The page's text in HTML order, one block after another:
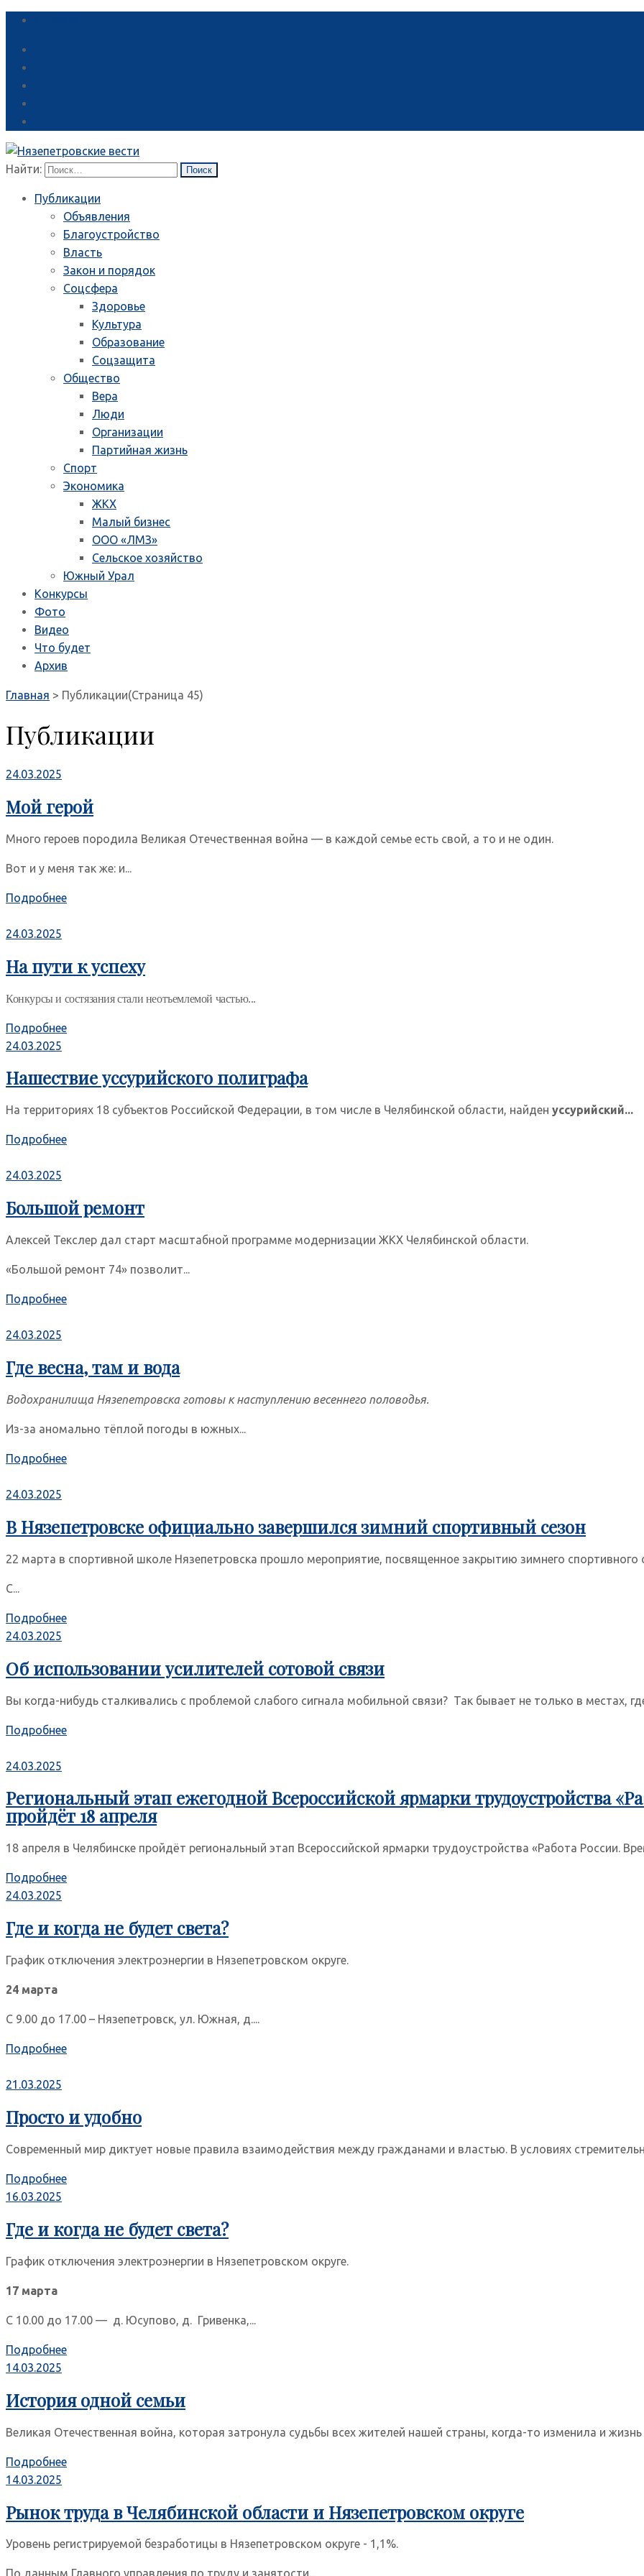
Найти:
Публикации
Объявления
Благоустройство
Власть
Закон и порядок
Соцсфера
Здоровье
Культура
Образование
Соцзащита
Общество
Вера
Люди
Организации
Партийная жизнь
Спорт
Экономика
ЖКХ
Малый бизнес
ООО «ЛМЗ»
Сельское хозяйство
Южный Урал
Конкурсы
Фото
Видео
Что будет
Архив
Главная > Публикации(Страница 45)
Публикации
24.03.2025
Мой герой
Много героев породила Великая Отечественная война — в каждой семье есть свой, а то и не один.
Вот и у меня так же: и...
Подробнее
24.03.2025
На пути к успеху
Конкурсы и состязания стали неотъемлемой частью...
Подробнее
24.03.2025
Нашествие уссурийского полиграфа
На территориях 18 субъектов Российской Федерации, в том числе в Челябинской области, найден уссурийский...
Подробнее
24.03.2025
Большой ремонт
Алексей Текслер дал старт масштабной программе модернизации ЖКХ Челябинской области.
«Большой ремонт 74» позволит...
Подробнее
24.03.2025
Где весна, там и вода
Водохранилища Нязепетровска готовы к наступлению весеннего половодья.
Из-за аномально тёплой погоды в южных...
Подробнее
24.03.2025
В Нязепетровске официально завершился зимний спортивный сезон
22 марта в спортивной школе Нязепетровска прошло мероприятие, посвященное закрытию зимнего спортивного
С...
Подробнее
24.03.2025
Об использовании усилителей сотовой связи
Вы когда-нибудь сталкивались с проблемой слабого сигнала мобильной связи? Так бывает не только в местах, где
Подробнее
24.03.2025
Региональный этап ежегодной Всероссийской ярмарки трудоустройства
пройдёт 18 апреля
18 апреля в Челябинске пройдёт региональный этап Всероссийской ярмарки трудоустройства «Работа России.
Подробнее
24.03.2025
Где и когда не будет света?
График отключения электроэнергии в Нязепетровском округе.
24 марта
С 9.00 до 17.00 – Нязепетровск, ул. Южная, д....
Подробнее
21.03.2025
Просто и удобно
Современный мир диктует новые правила взаимодействия между гражданами и властью. В условиях
Подробнее
16.03.2025
Где и когда не будет света?
График отключения электроэнергии в Нязепетровском округе.
17 марта
С 10.00 до 17.00 — д. Юсупово, д. Гривенка,...
Подробнее
14.03.2025
История одной семьи
Великая Отечественная война, которая затронула судьбы всех жителей нашей страны, когда-то изменила и
Подробнее
14.03.2025
Рынок труда в Челябинской области и Нязепетровском округе
Уровень регистрируемой безработицы в Нязепетровском округе - 1,1%.